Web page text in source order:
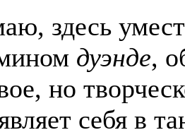
здесь
дуэнде,
но
себя в